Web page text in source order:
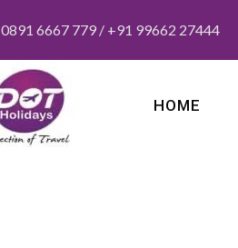
0891 6667 779 / +91 99662 27444
HOME